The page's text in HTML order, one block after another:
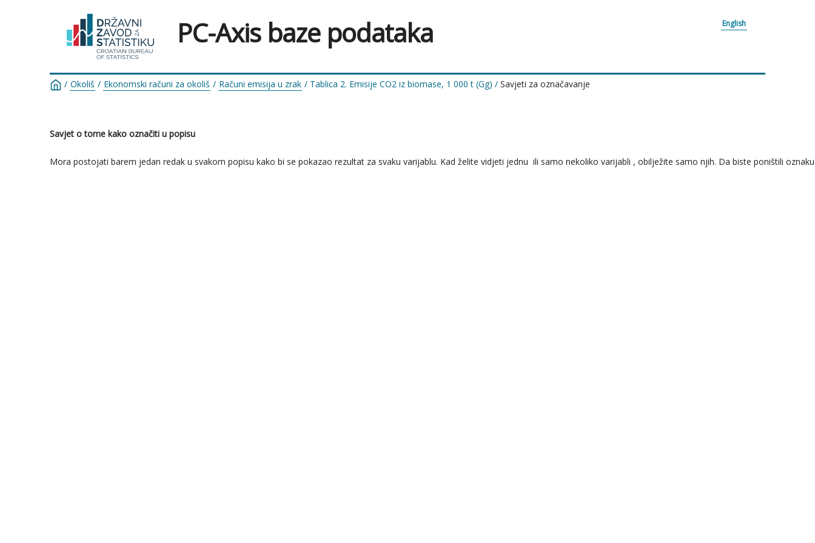
PC-Axis baze podataka English
/ Okoliš / Ekonomski računi za okoliš / Računi emisija u zrak / Tablica 2. Emisije CO2 iz biomase, 1 000 t (Gg) / Savjeti za označavanje
Savjet o tome kako označiti u popisu
Mora postojati barem jedan redak u svakom popisu kako bi se pokazao rezultat za svaku varijablu. Kad želite vidjeti jednu  ili samo nekoliko varijabli , obilježite samo njih. Da biste poništili